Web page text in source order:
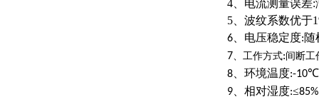
4 、电流测量误差:
5、波纹系数优于
6 、电压稳定度:随
7、工作方式:间断工
8 、环境温度:-10℃
9 、相对湿度:≤